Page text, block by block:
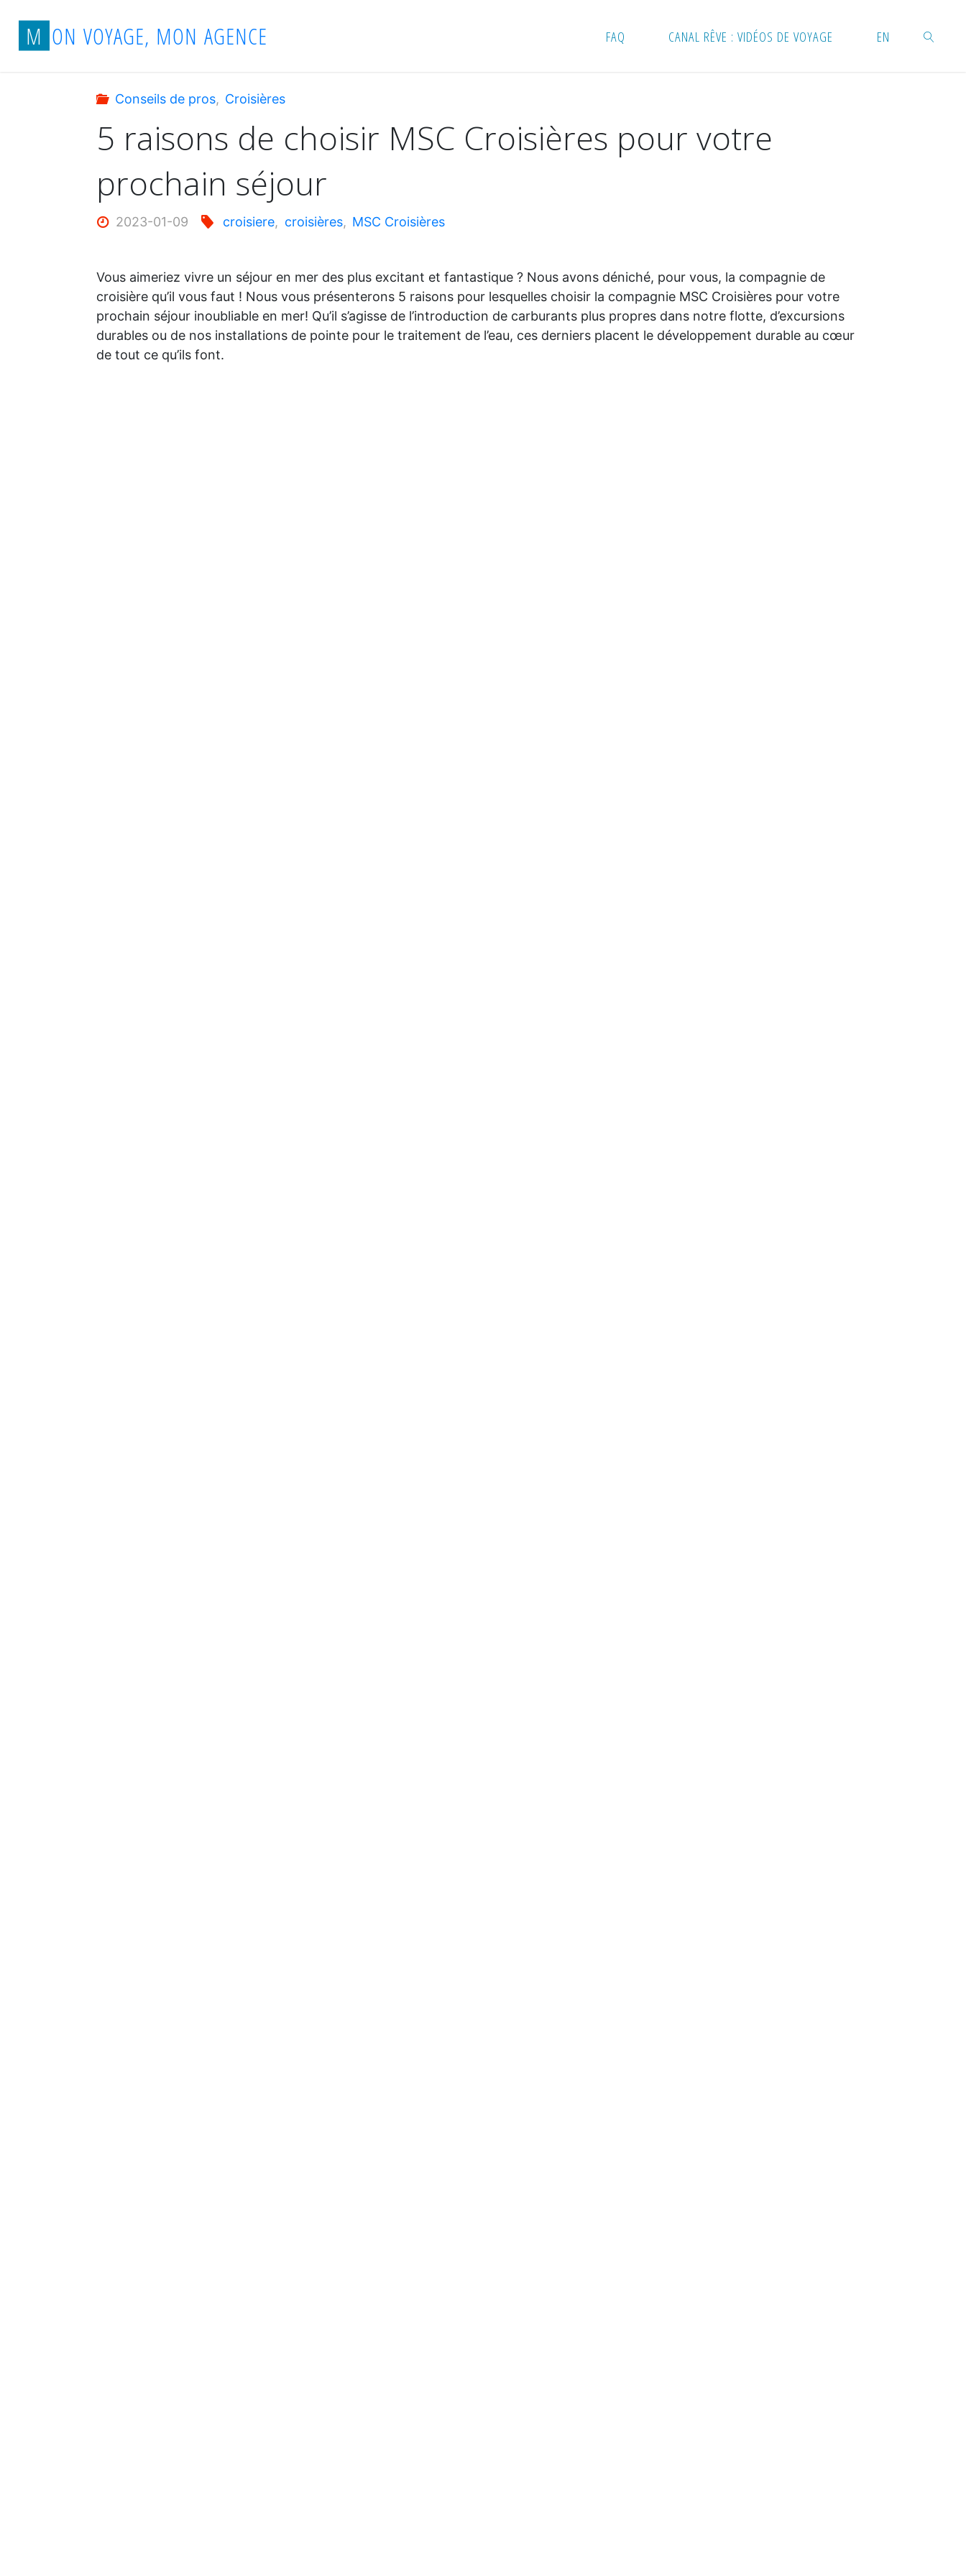
contenu
M ON VOYAGE, MON AGENCE FAQ CANAL RÊVE : VIDÉOS DE VOYAGE EN
Conseils de pros, Croisières
5 raisons de choisir MSC Croisières pour votre
prochain séjour
2023-01-09 croisiere, croisières, MSC Croisières
Vous aimeriez vivre un séjour en mer des plus excitant et fantastique ? Nous avons déniché, pour vous, la compagnie de
croisière qu’il vous faut ! Nous vous présenterons 5 raisons pour lesquelles choisir la compagnie MSC Croisières pour votre
prochain séjour inoubliable en mer! Qu’il s’agisse de l’introduction de carburants plus propres dans notre flotte, d’excursions
durables ou de nos installations de pointe pour le traitement de l’eau, ces derniers placent le développement durable au cœur
de tout ce qu’ils font.